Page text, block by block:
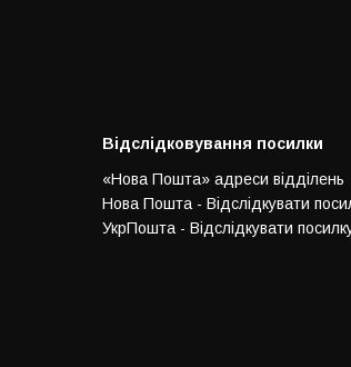
Відслідковування посилки
«Нова Пошта» адреси відділень
Нова Пошта - Відслідкувати
УкрПошта - Відслідкувати